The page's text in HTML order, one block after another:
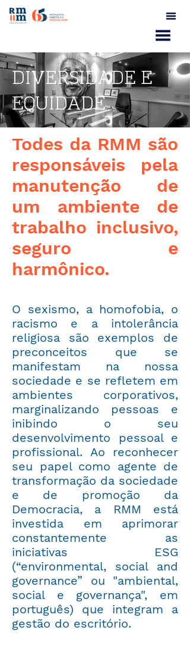
DIVERSIDADE E
EQUIDADE
Todes da RMM são
responsáveis pela
manutenção de
um ambiente de
trabalho inclusivo,
seguro e
harmônico.
​O sexismo, a homofobia, o
racismo e a intolerância
religiosa são exemplos de
preconceitos que se
manifestam na nossa
sociedade e se refletem em
ambientes corporativos,
marginalizando pessoas e
inibindo o seu
desenvolvimento pessoal e
profissional. Ao reconhecer
seu papel como agente de
transformação da sociedade
e de promoção da
Democracia, a RMM está
investida em aprimorar
constantemente as
iniciativas ESG
(“environmental, social and
governance” ou "ambiental,
social e governança", em
português) que integram a
gestão do escritório.